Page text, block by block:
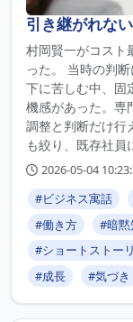
引き継がれな
村岡賢一がコスト
った。 当時の判
下に苦しむ中、固
機感があった。専
調整と判断だけ行
も絞り、既存社員
2026-05-04
#ビジネス寓話
#働き方
#暗黙
#ショートストー
#成長
#気づき